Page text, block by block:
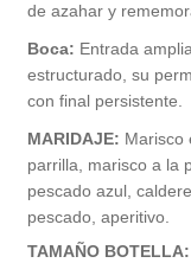
de azahar y
Boca: Entrada
estructurado, su
con final persistente.
MARIDAJE: Marisco
parrilla, marisco a la
pescado azul,
pescado, aperitivo.
TAMAÑO BOTELLA: